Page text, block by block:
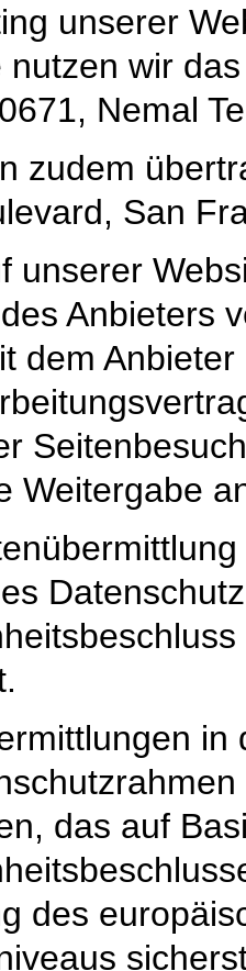
unserer
nutzen wir
Nemal
zudem
San
unserer
Anbieters
dem Anbieter
Weitergabe
in
das auf
des